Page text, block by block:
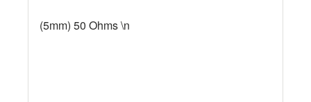
(5mm) 50 Ohms \n